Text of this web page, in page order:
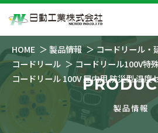
HOME 製品情報
コードリール・
コードリール
コードリール100V特
コードリール 100V 屋内用 防災型 温
製品情報